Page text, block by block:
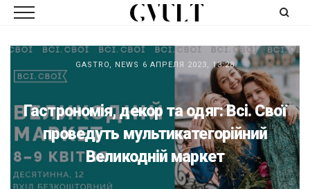
GASTRO, NEWS 6 АПРЕЛЯ 2023, 13:28
Гастрономія, декор та одяг: Всі. Свої
проведуть мультикатегорійний
Великодній маркет